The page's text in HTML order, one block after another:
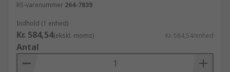
RS-varenummer 264-7839
Indhold (1 enhed)
Kr. 584,54(ekskl. moms) Kr. 584,54/enhed
Antal